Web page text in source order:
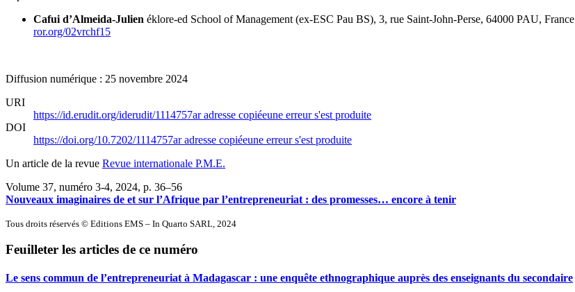
Cafui d’Almeida-Julien éklore-ed School of Management (ex-ESC Pau BS), 3, rue Saint-John-Perse, 64000 PAU, France
ror.org/02vrchf15
Diffusion numérique : 25 novembre 2024
URI
https://id.erudit.org/iderudit/1114757aradresse copiéeune erreur s'est produite
DOI
https://doi.org/10.7202/1114757aradresse copiéeune erreur s'est produite
Un article de la revue Revue internationale P.M.E.
Volume 37, numéro 3-4, 2024, p. 36–56
Nouveaux imaginaires de et sur l’Afrique par l’entrepreneuriat : des promesses… encore à tenir
Tous droits réservés © Editions EMS – In Quarto SARL, 2024
Feuilleter les articles de ce numéro
Le sens commun de l’entrepreneuriat à Madagascar : une enquête ethnographique auprès des enseignants du secondaire